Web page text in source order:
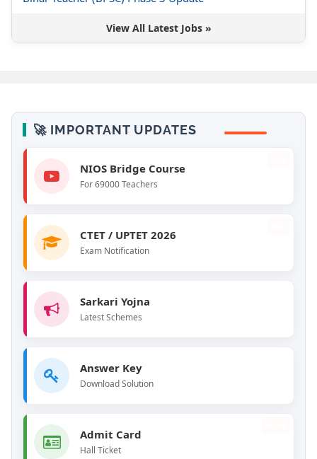
View All Latest Jobs »
🚀 IMPORTANT UPDATES
NIOS Bridge Course
For 69000 Teachers
CTET / UPTET 2026
Exam Notification
Sarkari Yojna
Latest Schemes
Answer Key
Download Solution
Admit Card
Hall Ticket